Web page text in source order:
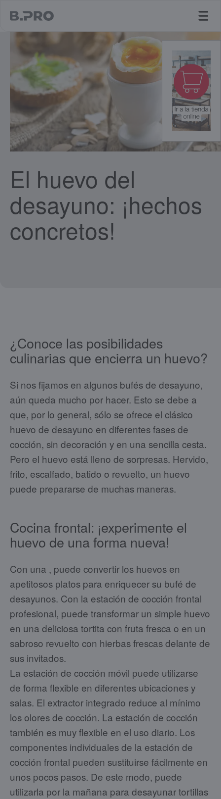
El huevo del
desayuno: ¡hechos
concretos!
¿Conoce las posibilidades
culinarias que encierra un huevo?
Si nos fijamos en algunos bufés de desayuno,
aún queda mucho por hacer. Esto se debe a
que, por lo general, sólo se ofrece el clásico
huevo de desayuno en diferentes fases de
cocción, sin decoración y en una sencilla cesta.
Pero el huevo está lleno de sorpresas. Hervido,
frito, escalfado, batido o revuelto, un huevo
puede prepararse de muchas maneras.
Cocina frontal: ¡experimente el
huevo de una forma nueva!
Con una , puede convertir los huevos en
apetitosos platos para enriquecer su bufé de
desayunos. Con la estación de cocción frontal
profesional, puede transformar un simple huevo
en una deliciosa tortita con fruta fresca o en un
sabroso revuelto con hierbas frescas delante de
sus invitados.
La estación de cocción móvil puede utilizarse
de forma flexible en diferentes ubicaciones y
salas. El extractor integrado reduce al mínimo
los olores de cocción. La estación de cocción
también es muy flexible en el uso diario. Los
componentes individuales de la estación de
cocción frontal pueden sustituirse fácilmente en
unos pocos pasos. De este modo, puede
utilizarla por la mañana para desayunar tortillas